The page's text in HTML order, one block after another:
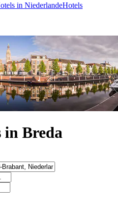
in NiederlandeHotels
in Breda